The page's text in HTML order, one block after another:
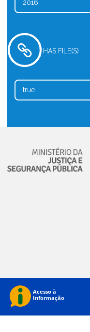
2016
HAS FILE(S)
true